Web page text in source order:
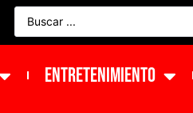
ENTRETENIMIENTO